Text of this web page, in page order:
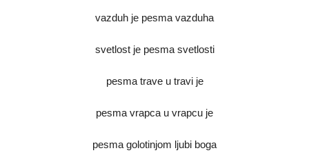
vazduh je pesma vazduha
svetlost je pesma svetlosti
pesma trave u travi je
pesma vrapca u vrapcu je
pesma golotinjom ljubi boga